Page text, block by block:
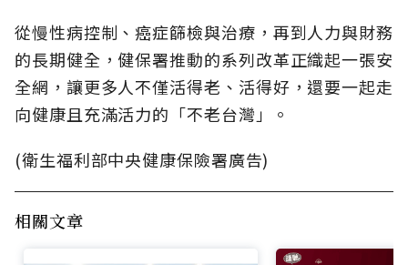
從慢性病控制、癌症篩檢與治療，再到人力與財務
的長期健全，健保署推動的系列改革正織起一張安
全網，讓更多人不僅活得老、活得好，還要一起走
向健康且充滿活力的「不老台灣」。
(衛生福利部中央健康保險署廣告)
相關文章